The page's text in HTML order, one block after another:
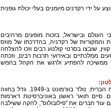
ידי רקדנים מיומנים בעלי יכולת גופנית
ובישראל, בזכות מופעים מרהיבים
והמקוריות של רקדניה, בהדרכתו של מוזס
שובצו בסרטי קולנוע רבים וזכו להצלחה
ממלכתיים ובאירועי תרבות רבים, וזכתה
ממשיכה להפתיע ולרגש את הקהל בחמש
אחד היוצרים הבולטים בעולם המחול בארצות הברית. נולד בוורמונט ב-1949. גדל בחווה
סיים תואר ראשון באוניברסיטת דארמות
שנה הקים עם עוד חברים את "פילובולוס", להקה ששילבה